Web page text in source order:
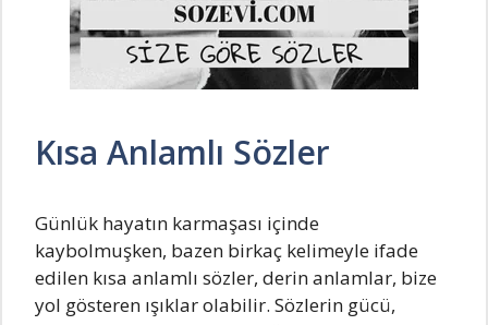
Kısa Anlamlı Sözler
Günlük hayatın karmaşası içinde
kaybolmuşken, bazen birkaç kelimeyle ifade
edilen kısa anlamlı sözler, derin anlamlar, bize
yol gösteren ışıklar olabilir. Sözlerin gücü,